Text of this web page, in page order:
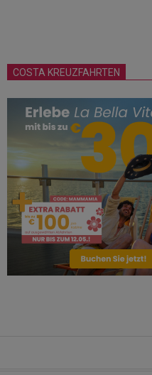
COSTA KREUZFAHRTEN